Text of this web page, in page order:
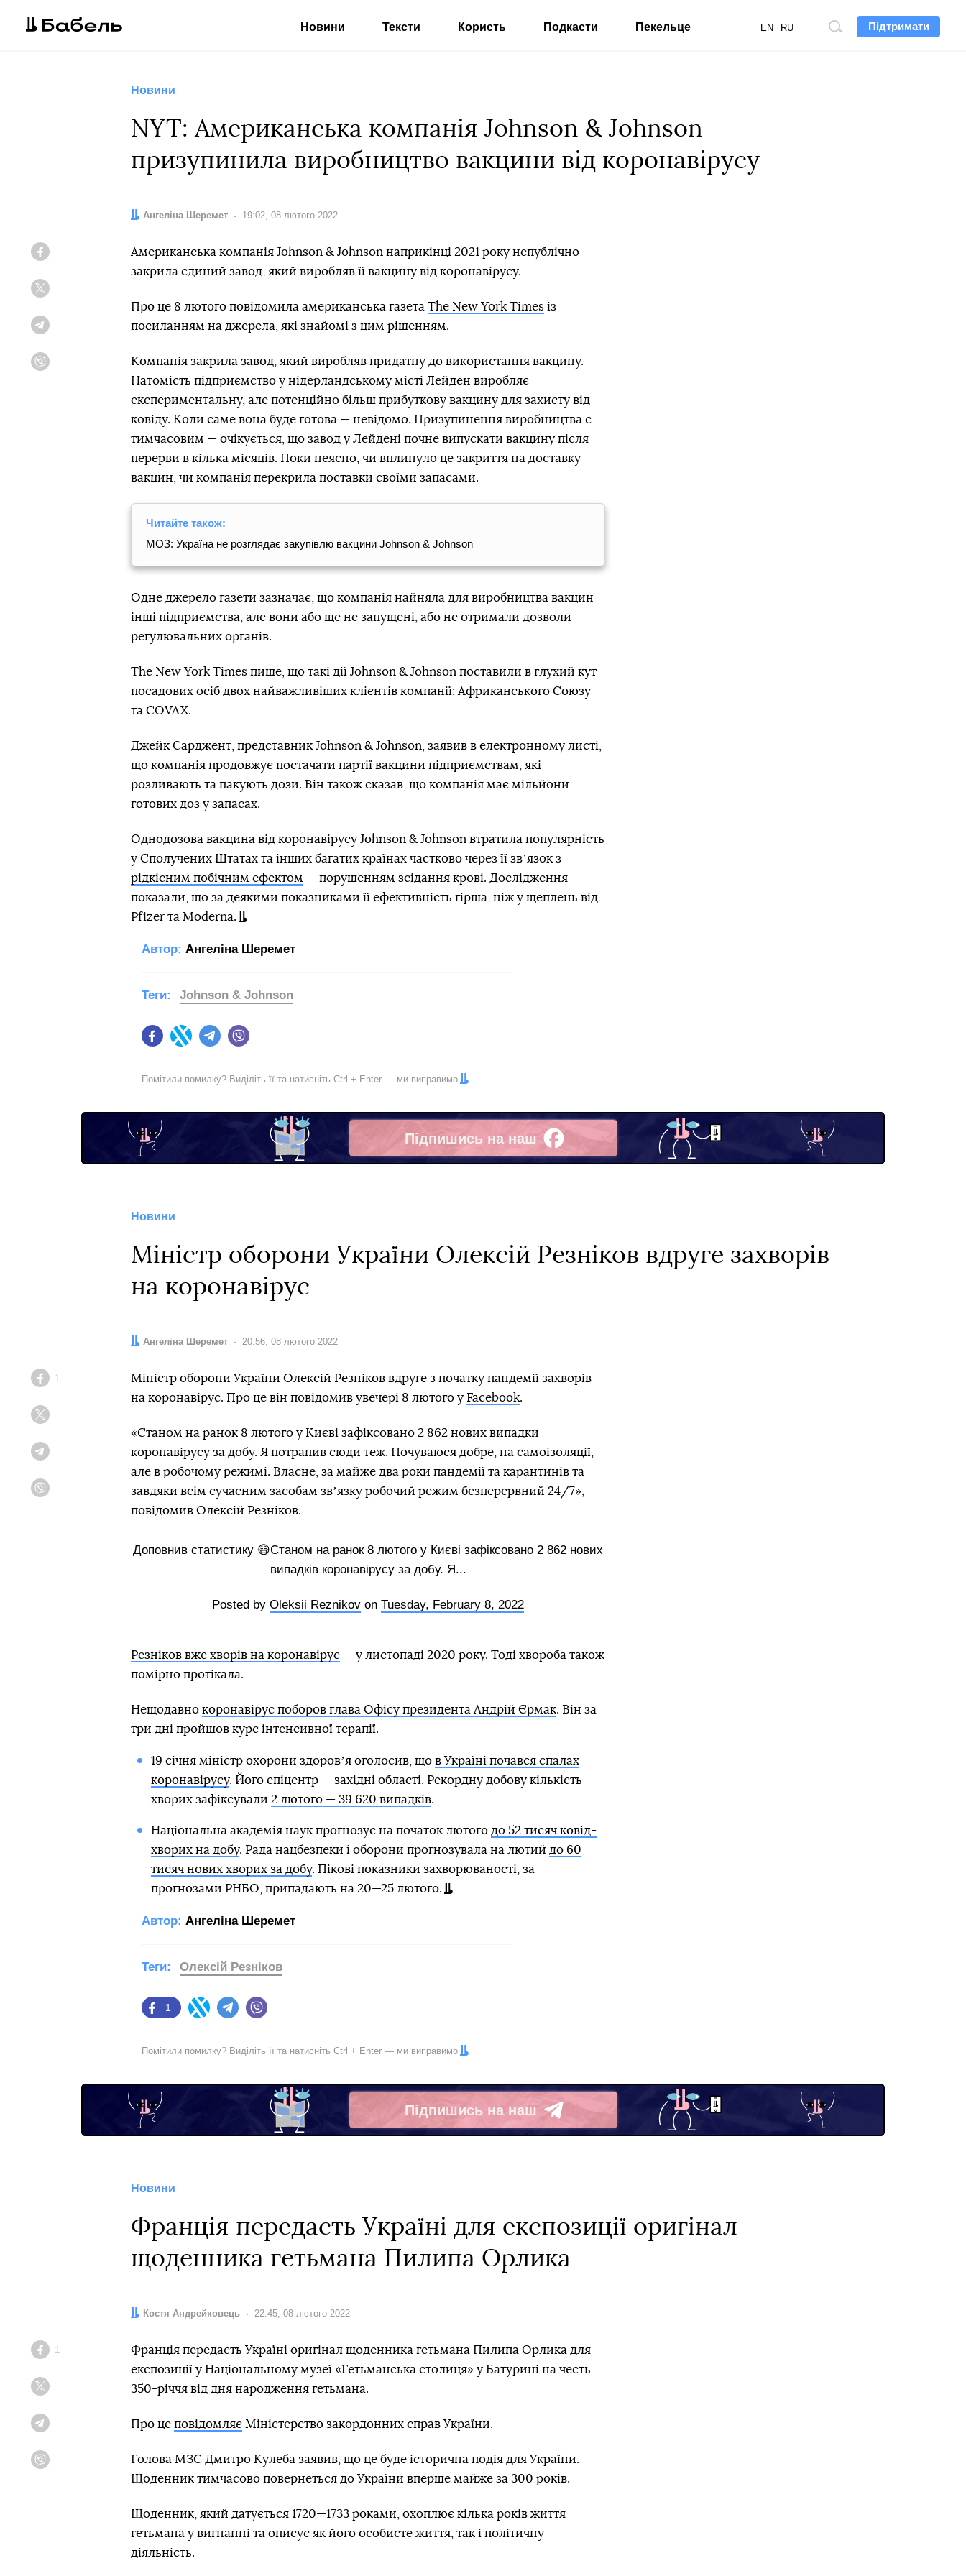
Підтримати
Пошук
EN RU
Новини Тексти Користь Подкасти Пекельце
Новини
NYT: Американська компанія Johnson & Johnson
призупинила виробництво вакцини від коронавірусу
Автор:
Ангеліна Шеремет Дата:
19:02, 08 лютого 2022
Американська компанія Johnson & Johnson наприкінці 2021 року непублічно
закрила єдиний завод, який виробляв її вакцину від коронавірусу.
Про це 8 лютого повідомила американська газета The New York Times із
посиланням на джерела, які знайомі з цим рішенням.
Компанія закрила завод, який виробляв придатну до використання вакцину.
Натомість підприємство у нідерландському місті Лейден виробляє
експериментальну, але потенційно більш прибуткову вакцину для захисту від
ковіду. Коли саме вона буде готова — невідомо. Призупинення виробництва є
тимчасовим — очікується, що завод у Лейдені почне випускати вакцину після
перерви в кілька місяців. Поки неясно, чи вплинуло це закриття на доставку
вакцин, чи компанія перекрила поставки своїми запасами.
Читайте також:
МОЗ: Україна не розглядає закупівлю вакцини Johnson & Johnson
Одне джерело газети зазначає, що компанія найняла для виробництва вакцин
інші підприємства, але вони або ще не запущені, або не отримали дозволи
регулювальних органів.
The New York Times пише, що такі дії Johnson & Johnson поставили в глухий кут
посадових осіб двох найважливіших клієнтів компанії: Африканського Союзу
та COVAX.
Джейк Сарджент, представник Johnson & Johnson, заявив в електронному листі,
що компанія продовжує постачати партії вакцини підприємствам, які
розливають та пакують дози. Він також сказав, що компанія має мільйони
готових доз у запасах.
Однодозова вакцина від коронавірусу Johnson & Johnson втратила популярність
у Сполучених Штатах та інших багатих країнах частково через її звʼязок з
рідкісним побічним ефектом — порушенням зсідання крові. Дослідження
показали, що за деякими показниками її ефективність гірша, ніж у щеплень від
Pfizer та Moderna.
Автор: Ангеліна Шеремет
FacebookTwitter Telegram
Теги: Johnson & Johnson
Помітили помилку? Виділіть її та натисніть Ctrl + Enter — ми виправимо
Підпишись на наш
Facebook
Новини
Міністр оборони України Олексій Резніков вдруге захворів
на коронавірус
Автор:
Ангеліна Шеремет Дата:
20:56, 08 лютого 2022
Facebook
1
Міністр оборони України Олексій Резніков вдруге з початку пандемії захворів
на коронавірус. Про це він повідомив увечері 8 лютого у Facebook.
«Станом на ранок 8 лютого у Києві зафіксовано 2 862 нових випадки
коронавірусу за добу. Я потрапив сюди теж. Почуваюся добре, на самоізоляції,
але в робочому режимі. Власне, за майже два роки пандемії та карантинів та
завдяки всім сучасним засобам звʼязку робочий режим безперервний 24/7», —
повідомив Олексій Резніков.
Доповнив статистику 😷Станом на ранок 8 лютого у Києві зафіксовано 2 862 нових
випадків коронавірусу за добу. Я...
Posted by Oleksii Reznikov on Tuesday, February 8, 2022
Резніков вже хворів на коронавірус — у листопаді 2020 року. Тоді хвороба також
помірно протікала.
Нещодавно коронавірус поборов глава Офісу президента Андрій Єрмак. Він за
три дні пройшов курс інтенсивної терапії.
19 січня міністр охорони здоровʼя оголосив, що в Україні почався спалах
коронавірусу. Його епіцентр — західні області. Рекордну добову кількість
хворих зафіксували 2 лютого — 39 620 випадків.
Національна академія наук прогнозує на початок лютого до 52 тисяч ковід-
хворих на добу. Рада нацбезпеки і оборони прогнозувала на лютий до 60
тисяч нових хворих за добу. Пікові показники захворюваності, за
прогнозами РНБО, припадають на 20—25 лютого.
Автор: Ангеліна Шеремет
Facebook
1
Twitter Telegram
Теги: Олексій Резніков
Помітили помилку? Виділіть її та натисніть Ctrl + Enter — ми виправимо
Підпишись на наш
Telegram
Новини
Франція передасть Україні для експозиції оригінал
щоденника гетьмана Пилипа Орлика
Автор:
Костя Андрейковець Дата:
22:45, 08 лютого 2022
Facebook
1
Франція передасть Україні оригінал щоденника гетьмана Пилипа Орлика для
експозиції у Національному музеї «Гетьманська столиця» у Батурині на честь
350-річчя від дня народження гетьмана.
Про це повідомляє Міністерство закордонних справ України.
Голова МЗС Дмитро Кулеба заявив, що це буде історична подія для України.
Щоденник тимчасово повернеться до України вперше майже за 300 років.
Щоденник, який датується 1720—1733 роками, охоплює кілька років життя
гетьмана у вигнанні та описує як його особисте життя, так і політичну
діяльність.